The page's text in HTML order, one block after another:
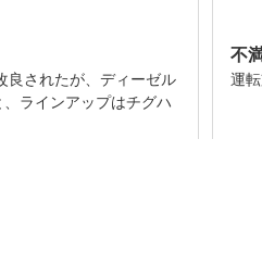
良されたが、ディーゼル
ラインアップはチグハ
不
運